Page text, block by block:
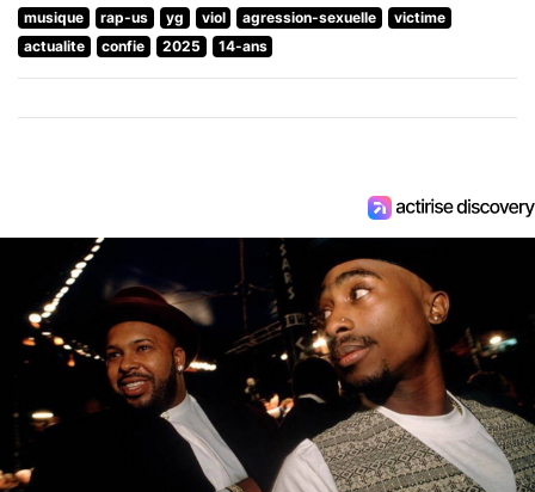
musique rap-us yg viol agression-sexuelle
victime
actualite
confie 2025 14-ans